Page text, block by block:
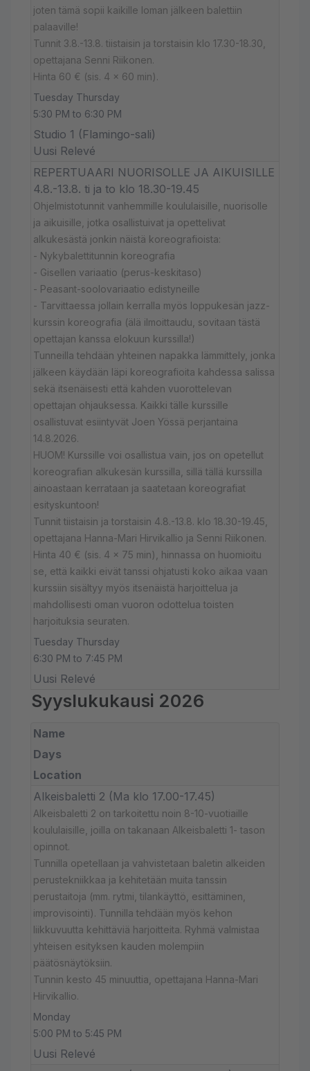
joten tämä sopii kaikille loman jälkeen balettiin
palaaville!
Tunnit 3.8.-13.8. tiistaisin ja torstaisin klo 17.30-18.30,
opettajana Senni Riikonen.
Hinta 60 € (sis. 4 x 60 min).
Tuesday Thursday
5:30 PM to 6:30 PM
Studio 1 (Flamingo-sali)
Uusi Relevé
REPERTUAARI NUORISOLLE JA AIKUISILLE
4.8.-13.8. ti ja to klo 18.30-19.45
Ohjelmistotunnit vanhemmille koululaisille, nuorisolle
ja aikuisille, jotka osallistuivat ja opettelivat
alkukesästä jonkin näistä koreografioista:
- Nykybalettitunnin koreografia
- Gisellen variaatio (perus-keskitaso)
- Peasant-soolovariaatio edistyneille
- Tarvittaessa jollain kerralla myös loppukesän jazz-
kurssin koreografia (älä ilmoittaudu, sovitaan tästä
opettajan kanssa elokuun kurssilla!)
Tunneilla tehdään yhteinen napakka lämmittely, jonka
jälkeen käydään läpi koreografioita kahdessa salissa
sekä itsenäisesti että kahden vuorottelevan
opettajan ohjauksessa. Kaikki tälle kurssille
osallistuvat esiintyvät Joen Yössä perjantaina
14.8.2026.
HUOM! Kurssille voi osallistua vain, jos on opetellut
koreografian alkukesän kurssilla, sillä tällä kurssilla
ainoastaan kerrataan ja saatetaan koreografiat
esityskuntoon!
Tunnit tiistaisin ja torstaisin 4.8.-13.8. klo 18.30-19.45,
opettajana Hanna-Mari Hirvikallio ja Senni Riikonen.
Hinta 40 € (sis. 4 x 75 min), hinnassa on huomioitu
se, että kaikki eivät tanssi ohjatusti koko aikaa vaan
kurssiin sisältyy myös itsenäistä harjoittelua ja
mahdollisesti oman vuoron odottelua toisten
harjoituksia seuraten.
Tuesday Thursday
6:30 PM to 7:45 PM
Uusi Relevé
Syyslukukausi 2026
Name
Days
Location
Alkeisbaletti 2 (Ma klo 17.00-17.45)
Alkeisbaletti 2 on tarkoitettu noin 8-10-vuotiaille
koululaisille, joilla on takanaan Alkeisbaletti 1- tason
opinnot.
Tunnilla opetellaan ja vahvistetaan baletin alkeiden
perustekniikkaa ja kehitetään muita tanssin
perustaitoja (mm. rytmi, tilankäyttö, esittäminen,
improvisointi). Tunnilla tehdään myös kehon
liikkuvuutta kehittäviä harjoitteita. Ryhmä valmistaa
yhteisen esityksen kauden molempiin
päätösnäytöksiin.
Tunnin kesto 45 minuuttia, opettajana Hanna-Mari
Hirvikallio.
Monday
5:00 PM to 5:45 PM
Uusi Relevé